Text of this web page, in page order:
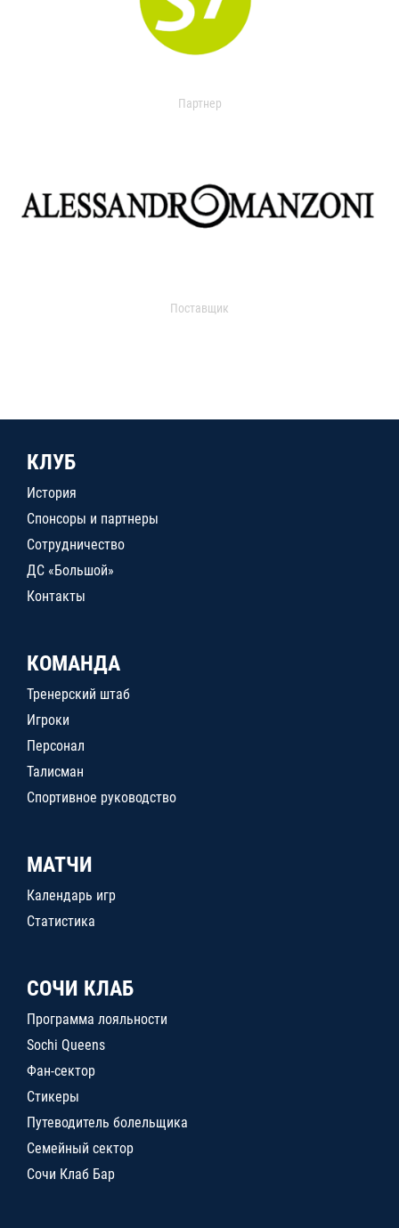
Партнер
Поставщик
КЛУБ
История
Спонсоры и партнеры
Сотрудничество
ДС «Большой»
Контакты
КОМАНДА
Тренерский штаб
Игроки
Персонал
Талисман
Спортивное руководство
МАТЧИ
Календарь игр
Статистика
СОЧИ КЛАБ
Программа лояльности
Sochi Queens
Фан-сектор
Стикеры
Путеводитель болельщика
Семейный сектор
Сочи Клаб Бар